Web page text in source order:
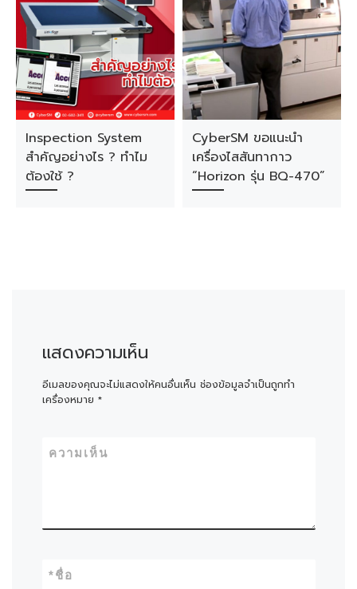
Inspection System
สำคัญอย่างไร ? ทำไม
ต้องใช้ ?
CyberSM ขอแนะนำ
เครื่องไสสันทากาว
“Horizon รุ่น BQ-470”
แสดงความเห็น
อีเมลของคุณจะไม่แสดงให้คนอื่นเห็น ช่องข้อมูลจำเป็นถูกทำ
เครื่องหมาย *
ความเห็น
ชื่อ
*